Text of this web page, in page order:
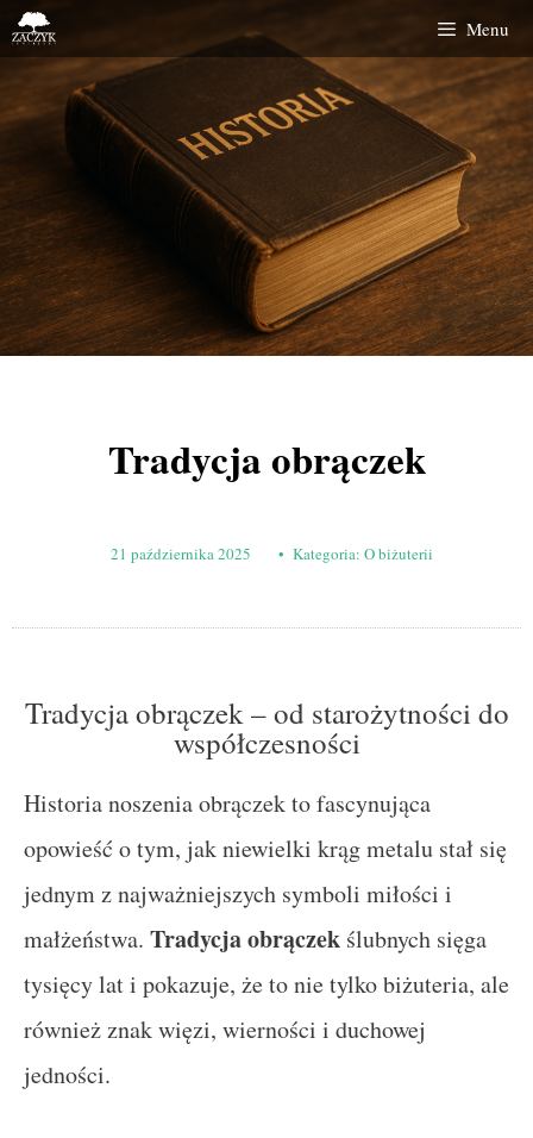
Menu
Tradycja obrączek
21 października 2025 • Kategoria: O biżuterii
Tradycja obrączek – od starożytności do
współczesności
Historia noszenia obrączek to fascynująca
opowieść o tym, jak niewielki krąg metalu stał się
jednym z najważniejszych symboli miłości i
małżeństwa. Tradycja obrączek ślubnych sięga
tysięcy lat i pokazuje, że to nie tylko biżuteria, ale
również znak więzi, wierności i duchowej
jedności.